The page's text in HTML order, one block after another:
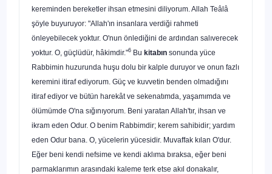
kere­minden bereketler ihsan etmesini diliyorum. Allah Teâlâ
şöyle buyuruyor: "Allah'ın insanlara verdiği rahmeti
önleyebilecek yoktur. O'nun önlediğini de ardından sa­lıverecek
yoktur. O, güçlüdür, hâkimdir."6 Bu kitabın sonunda yüce
Rabbimin hu­zurunda huşu dolu bir kalple duruyor ve onun fazlı
keremini itiraf ediyorum. Güç ve kuvvetin benden olmadığını
itiraf ediyor ve bütün harekât ve sekenatımda, yaşa­mımda ve
ölümümde O'na sığınıyorum. Beni yaratan Allah'tır, ihsan ve
ikram eden Odur. O benim Rabbimdir; kerem sahibidir; yardım
eden Odur bana. O, yücele­rin yücesidir. Muvaffak kılan O'dur.
Eğer beni kendi nefsime ve kendi aklıma bıraksa, eğer beni
parmaklarımın arasındaki kaleme terk etse akıl donakalır,